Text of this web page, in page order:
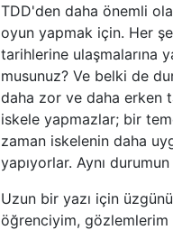
TDD'den daha önemli
oyun yapmak için. Her
tarihlerine ulaşmalarına
musunuz? Ve belki de
daha zor ve daha erken
iskele yapmazlar; bir
zaman iskelenin daha
yapıyorlar. Aynı
Uzun bir yazı için
öğrenciyim, gözlemlerim